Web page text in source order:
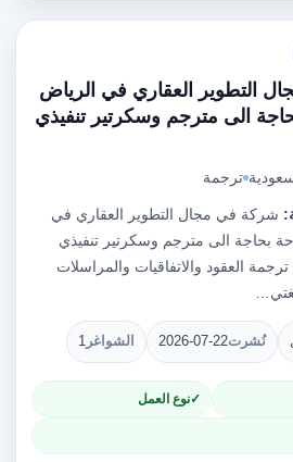
التطوير العقاري في الرياض
الى مترجم وسكرتير تنفيذي
ترجمة
شركة في مجال التطوير العقاري في
بحاجة الى مترجم وسكرتير تنفيذي
ترجمة العقود والاتفاقيات والمراسلات
نُشرت2026-07-22 الشواغر 1
نوع العمل